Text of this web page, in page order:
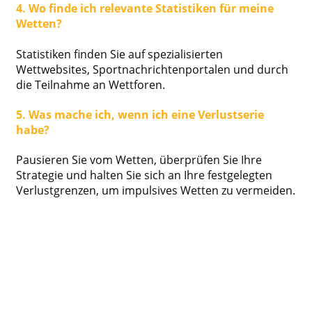
4. Wo finde ich relevante Statistiken für meine
Wetten?
Statistiken finden Sie auf spezialisierten
Wettwebsites, Sportnachrichtenportalen und durch
die Teilnahme an Wettforen.
5. Was mache ich, wenn ich eine Verlustserie
habe?
Pausieren Sie vom Wetten, überprüfen Sie Ihre
Strategie und halten Sie sich an Ihre festgelegten
Verlustgrenzen, um impulsives Wetten zu vermeiden.